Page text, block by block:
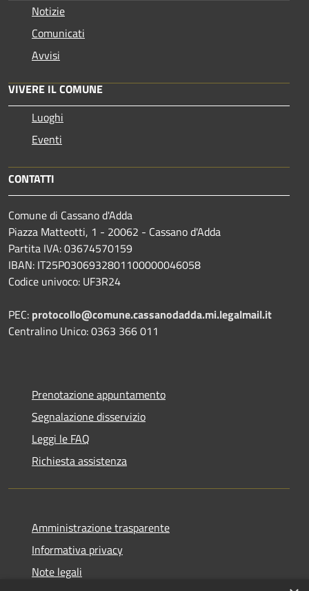
Notizie
Comunicati
Avvisi
VIVERE IL COMUNE
Luoghi
Eventi
CONTATTI
Comune di Cassano d'Adda
Piazza Matteotti, 1 - 20062 - Cassano d'Adda
Partita IVA: 03674570159
IBAN: IT25P0306932801100000046058
Codice univoco: UF3R24
PEC: protocollo@comune.cassanodadda.mi.legalmail.it
Centralino Unico: 0363 366 011
Prenotazione appuntamento
Segnalazione disservizio
Leggi le FAQ
Richiesta assistenza
Amministrazione trasparente
Informativa privacy
Note legali